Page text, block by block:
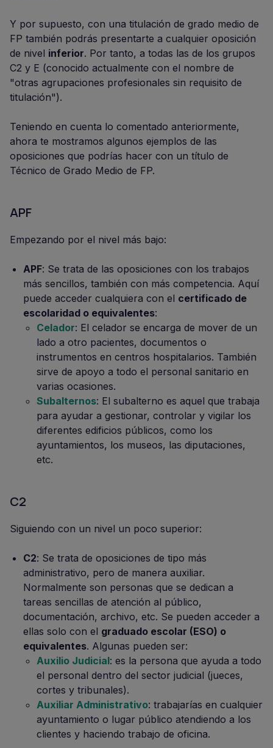
Y por supuesto, con una titulación de grado medio de
FP también podrás presentarte a cualquier oposición
de nivel inferior. Por tanto, a todas las de los grupos
C2 y E (conocido actualmente con el nombre de
"otras agrupaciones profesionales sin requisito de
titulación").
Teniendo en cuenta lo comentado anteriormente,
ahora te mostramos algunos ejemplos de las
oposiciones que podrías hacer con un título de
Técnico de Grado Medio de FP.
APF
Empezando por el nivel más bajo:
APF: Se trata de las oposiciones con los trabajos
más sencillos, también con más competencia. Aquí
puede acceder cualquiera con el certificado de
escolaridad o equivalentes:
Celador: El celador se encarga de mover de un
lado a otro pacientes, documentos o
instrumentos en centros hospitalarios. También
sirve de apoyo a todo el personal sanitario en
varias ocasiones.
Subalternos: El subalterno es aquel que trabaja
para ayudar a gestionar, controlar y vigilar los
diferentes edificios públicos, como los
ayuntamientos, los museos, las diputaciones,
etc.
C2
Siguiendo con un nivel un poco superior:
C2: Se trata de oposiciones de tipo más
administrativo, pero de manera auxiliar.
Normalmente son personas que se dedican a
tareas sencillas de atención al público,
documentación, archivo, etc. Se pueden acceder a
ellas solo con el graduado escolar (ESO) o
equivalentes. Algunas pueden ser:
Auxilio Judicial: es la persona que ayuda a todo
el personal dentro del sector judicial (jueces,
cortes y tribunales).
Auxiliar Administrativo: trabajarías en cualquier
ayuntamiento o lugar público atendiendo a los
clientes y haciendo trabajo de oficina.